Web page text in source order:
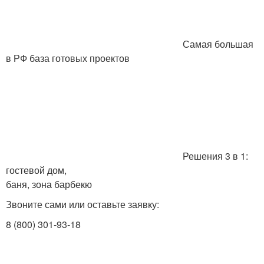
Самая большая
в РФ база готовых проектов
Решения 3 в 1:
гостевой дом,
баня, зона барбекю
Звоните сами или оставьте заявку:
8 (800) 301-93-18